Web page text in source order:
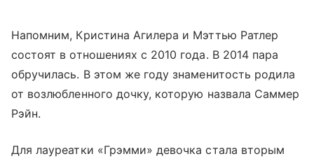
Напомним, Кристина Агилера и Мэттью Ратлер
состоят в отношениях с 2010 года. В 2014 пара
обручилась. В этом же году знаменитость родила
от возлюбленного дочку, которую назвала Саммер
Рэйн.
Для лауреатки «Грэмми» девочка стала вторым